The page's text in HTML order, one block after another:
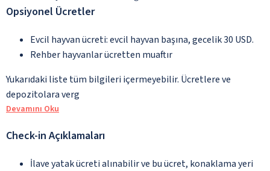
Opsiyonel Ücretler
Evcil hayvan ücreti: evcil hayvan başına, gecelik 30 USD.
Rehber hayvanlar ücretten muaftır
Yukarıdaki liste tüm bilgileri içermeyebilir. Ücretlere ve
depozitolara verg
Devamını Oku
Check-in Açıklamaları
İlave yatak ücreti alınabilir ve bu ücret, konaklama yeri